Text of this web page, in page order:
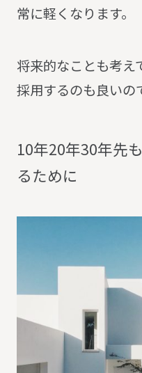
常に軽くなります。
将来的なことも考え
採用するのも良いの
10年20年30年先も
るために